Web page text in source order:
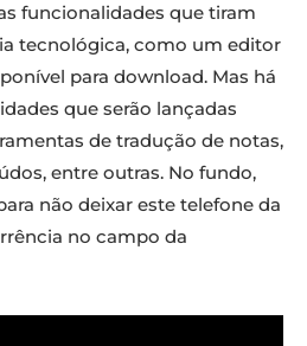
Xiaomi 14T
funcionalidades que tiram
tecnológica, como um editor
para download. Mas há
que serão lançadas
de tradução de notas,
entre outras. No fundo,
não deixar este telefone da
no campo da